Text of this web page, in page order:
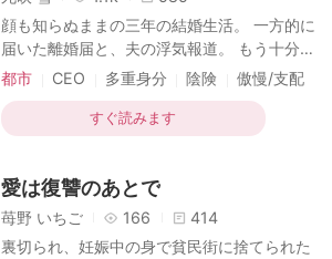
に笑う——「大丈夫。強さがすべてを黙らせ
るから」
顔も知らぬままの三年の結婚生活。 一方的に
届いた離婚届と、夫の浮気報道。 もう十分
——そう思った白河夕凪は、静かに別れを受
のハッカー、トップデザイナー……“最強マル
チマスク”だった！ 華麗に覚醒する元妻に、
よ、全部バレてから愛されても」 離婚から始
まる、溺愛リベンジラブ！
都市 CEO 多重身分 陰険
傲慢/支配
離婚
一目惚れ ロマンス
すぐ読みます
愛は復讐のあとで
苺野 いちご 166
414
裏切られ、妊娠中の身で貧民街に捨てられた